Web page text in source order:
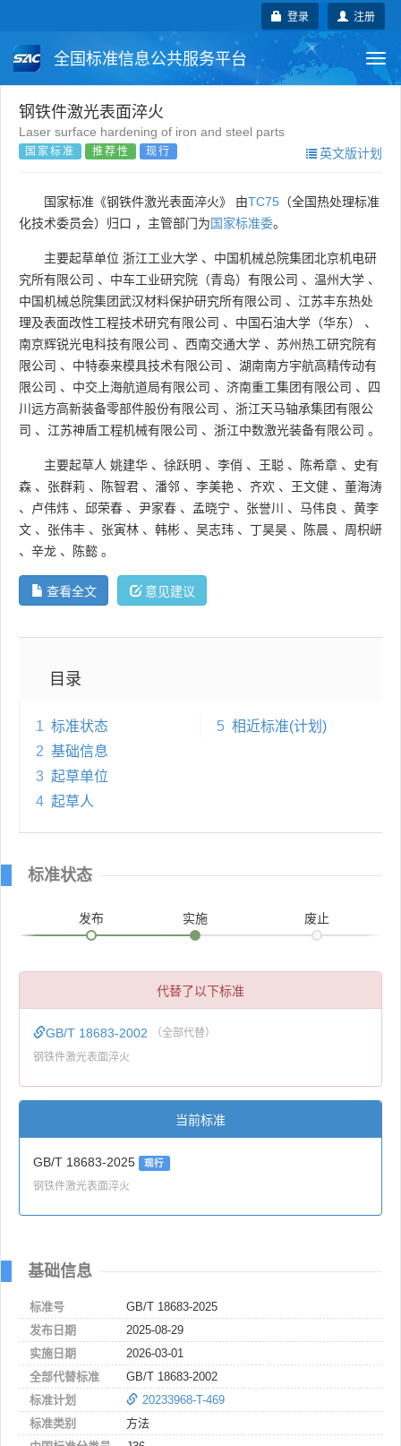
注册
登录
全国标准信息公共服务平台
国家标准
团体标准 国际标准
国外标准 技术委员会
钢铁件激光表面淬火
Laser surface hardening of iron and steel parts
国家标准 推荐性 现行 英文版计划
国家标准《钢铁件激光表面淬火》 由TC75 （全国热处理标准
化技术委员会）归口 ，主管部门为国家标准委。
主要起草单位 浙江工业大学 、 中国机械总院集团北京机电研
究所有限公司 、 中车工业研究院（青岛）有限公司 、 温州大学 、
中国机械总院集团武汉材料保护研究所有限公司 、 江苏丰东热处
理及表面改性工程技术研究有限公司 、 中国石油大学（华东）
、
南京辉锐光电科技有限公司 、 西南交通大学 、 苏州热工研究院有
限公司 、 中特泰来模具技术有限公司 、 湖南南方宇航高精传动有
限公司 、 中交上海航道局有限公司 、 济南重工集团有限公司 、
四
川远方高新装备零部件股份有限公司 、 浙江天马轴承集团有限公
司 、 江苏神盾工程机械有限公司 、 浙江中数激光装备有限公司 。
主要起草人 姚建华 、 徐跃明 、 李俏 、 王聪 、 陈希章 、 史有
森 、 张群莉 、 陈智君 、 潘邻 、 李美艳 、 齐欢 、 王文健 、 董海涛
、
卢伟炜 、 邱荣春 、 尹家春 、 孟晓宁 、 张誉川 、 马伟良 、 黄李
文 、 张伟丰 、 张寅林 、 韩彬 、 吴志玮 、 丁昊昊 、 陈晨 、 周枳岍
、 辛龙 、 陈懿 。
查看全文 意见建议
目录
1 标准状态
2 基础信息
3 起草单位
4 起草人
5 相近标准(计划)
标准状态
发布 实施 废止
代替了以下标准
GB/T 18683-2002 （全部代替）
钢铁件激光表面淬火
当前标准
GB/T 18683-2025 现行
钢铁件激光表面淬火
基础信息
标准号
GB/T 18683-2025
发布日期
2025-08-29
实施日期
2026-03-01
全部代替标准
GB/T 18683-2002
标准计划
20233968-T-469
标准类别
方法